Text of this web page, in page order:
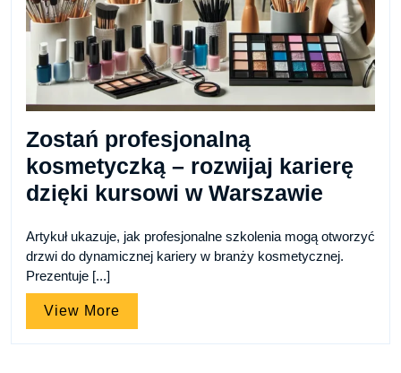
Zostań profesjonalną
kosmetyczką – rozwijaj karierę
dzięki kursowi w Warszawie
Artykuł ukazuje, jak profesjonalne szkolenia mogą otworzyć
drzwi do dynamicznej kariery w branży kosmetycznej.
Prezentuje [...]
View More
More